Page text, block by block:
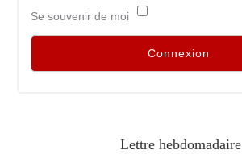
Se souvenir de moi
Lettre hebdomadaire